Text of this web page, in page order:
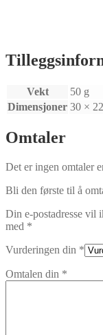
Vekt
50 g
Dimensjoner 30 ×
Omtaler
Det er ingen omtaler
Bli den første til å
Din e-postadresse vil
med *
Vurderingen din *
Omtalen din *